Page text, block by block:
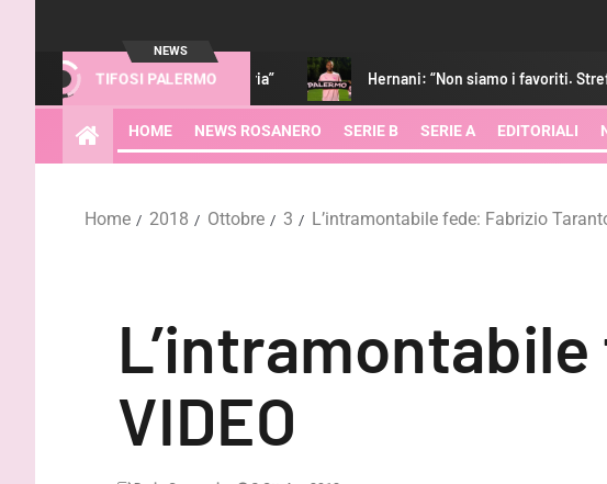
NEWS
TIFOSI PALERMO
di categoria” Hernani: “Non siamo i favoriti. Strefezza? Porta
HOME NEWS ROSANERO SERIE B SERIE A EDITORIALI
Home 2018 Ottobre 3 L’intramontabile fede: Fabrizio
VIDEO